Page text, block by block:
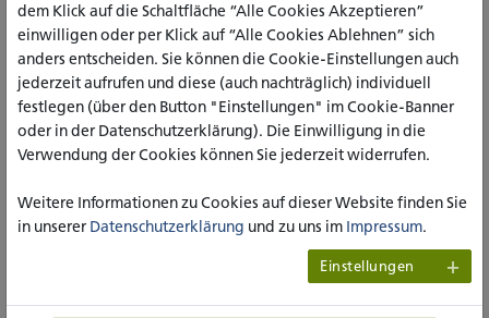
Prof.in Dr.in Barbara Schermaier-Stöckl zeigte sich
beeindruckt von der dynamischen Entwicklung des
Standorts Paderborn und betonte die große Bedeutung des
Standorts für die katho. Sie bekräftigte Ihr Ziel, die katho als
eine der führenden Hochschulen für angewandte
Wissenschaften im Bereich der Sozialen Arbeit in
Deutschland weiterzuentwickeln und dabei die Stärken des
und Transfer voll zu nutzen.
Mit dem neuen Rektoratsteam, das aus Prof.in. Dr.in.
Barbara Schermaier-Stöckl (Rektorin), Prof.in Dr.in Barbara
dem Klick auf die Schaltfläche “Alle Cookies Akzeptieren”
einwilligen oder per Klick auf “Alle Cookies Ablehnen” sich
anders entscheiden. Sie können die Cookie-Einstellungen auch
jederzeit aufrufen und diese (auch nachträglich) individuell
festlegen (über den Button "Einstellungen" im Cookie-Banner
oder in der Datenschutzerklärung). Die Einwilligung in die
Verwendung der Cookies können Sie jederzeit widerrufen.
Weitere Informationen zu Cookies auf dieser Website finden Sie
in unserer Datenschutzerklärung und zu uns im Impressum.
Einstellungen